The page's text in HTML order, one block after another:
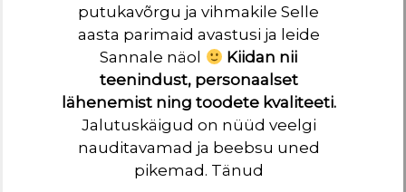
putukavõrgu ja vihmakile Selle
aasta parimaid avastusi ja leide
Sannale näol
Kiidan nii
teenindust, personaalset
lähenemist ning toodete kvaliteeti.
Jalutuskäigud on nüüd veelgi
nauditavamad ja beebsu uned
pikemad. Tänud